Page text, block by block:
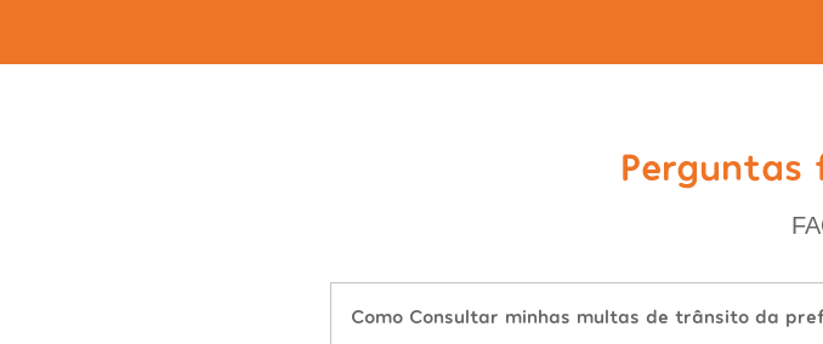
Perguntas
Como Consultar minhas multas de trânsito da